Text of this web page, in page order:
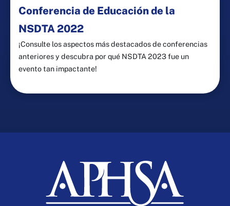
Conferencia de Educación de la
NSDTA 2022
¡Consulte los aspectos más destacados de conferencias
anteriores y descubra por qué NSDTA 2023 fue un
evento tan impactante!